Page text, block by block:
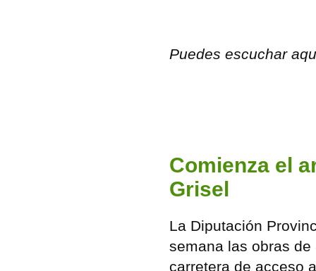
Puedes escuchar
Comienza el
Grisel
La Diputación
semana las obras
carretera de acceso